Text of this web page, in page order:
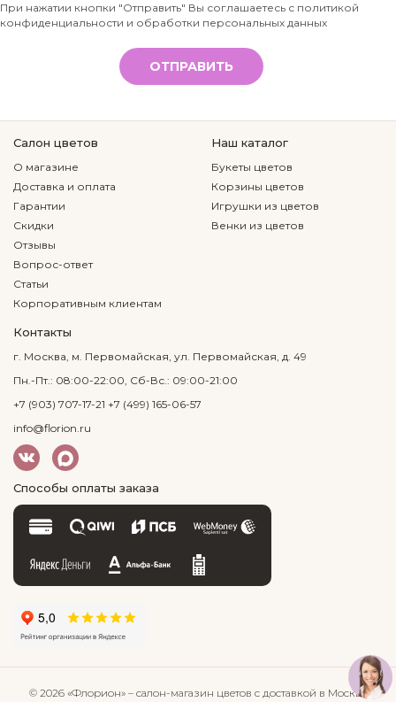
Телефон
*
При нажатии кнопки "Отправить" Вы соглашаетесь с политикой
конфиденциальности и обработки персональных данных
ОТПРАВИТЬ
Салон цветов
О магазине
Доставка и оплата
Гарантии
Скидки
Отзывы
Вопрос-ответ
Статьи
Корпоративным клиентам
Наш каталог
Букеты цветов
Корзины цветов
Игрушки из цветов
Венки из цветов
Контакты
г. Москва, м. Первомайская, ул. Первомайская, д. 49
Пн.-Пт.: 08:00-22:00, Сб-Вс.: 09:00-21:00
+7 (903) 707-17-21 +7 (499) 165-06-57
info@florion.ru
Способы оплаты заказа
© 2026 «Флорион» – салон-магазин цветов с доставкой в Москве